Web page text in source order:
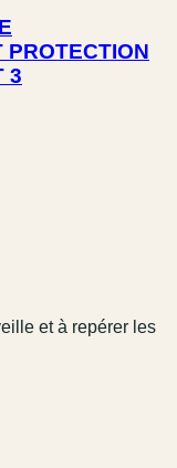
PROTECTION
3
et à repérer les